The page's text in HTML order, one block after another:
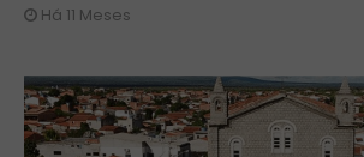
Há 11 Meses